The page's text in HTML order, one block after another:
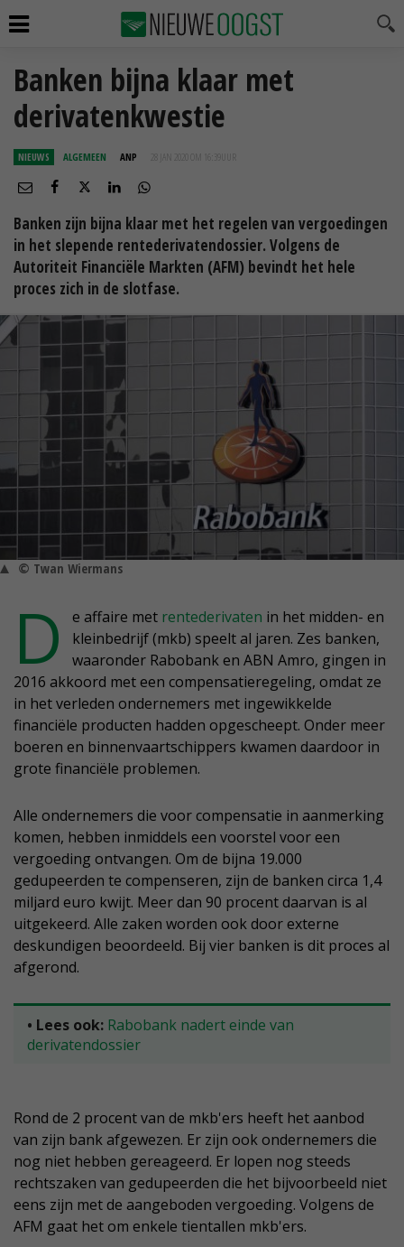
Banken bijna klaar met
derivatenkwestie
NIEUWS ALGEMEEN ANP 28 JAN 2020 OM 16:39
Banken zijn bijna klaar met het regelen van vergoedingen
in het slepende rentederivatendossier. Volgens de
Autoriteit Financiële Markten (AFM) bevindt het hele
proces zich in de slotfase.
© Twan Wiermans
D e affaire met rentederivaten in het midden- en
kleinbedrijf (mkb) speelt al jaren. Zes banken,
waaronder Rabobank en ABN Amro, gingen in
2016 akkoord met een compensatieregeling, omdat ze
in het verleden ondernemers met ingewikkelde
financiële producten hadden opgescheept. Onder meer
boeren en binnenvaartschippers kwamen daardoor in
grote financiële problemen.
Alle ondernemers die voor compensatie in aanmerking
komen, hebben inmiddels een voorstel voor een
vergoeding ontvangen. Om de bijna 19.000
gedupeerden te compenseren, zijn de banken circa 1,4
miljard euro kwijt. Meer dan 90 procent daarvan is al
uitgekeerd. Alle zaken worden ook door externe
deskundigen beoordeeld. Bij vier banken is dit proces al
afgerond.
• Lees ook: Rabobank nadert einde van
derivatendossier
Rond de 2 procent van de mkb'ers heeft het aanbod
van zijn bank afgewezen. Er zijn ook ondernemers die
nog niet hebben gereageerd. Er lopen nog steeds
rechtszaken van gedupeerden die het bijvoorbeeld niet
eens zijn met de aangeboden vergoeding. Volgens de
AFM gaat het om enkele tientallen mkb'ers.